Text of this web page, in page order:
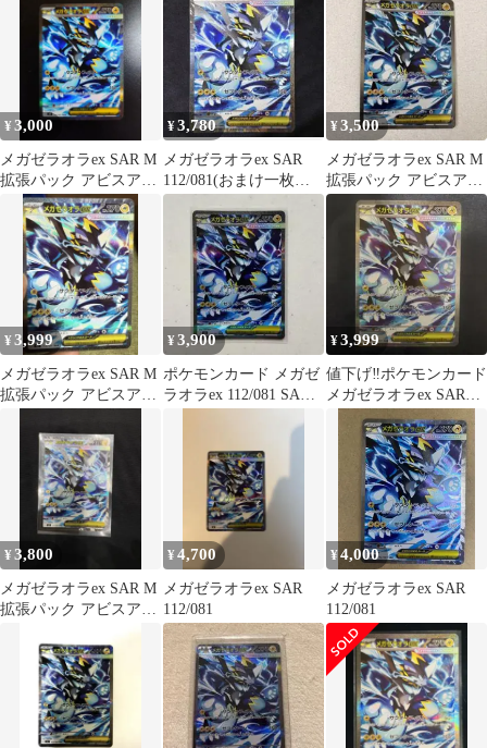
¥3,000
メガゼラオラex SAR M
拡張パック アビスアイ
112/081
¥3,780
メガゼラオラex SAR
112/081(おまけ一枚付
き
¥3,500
メガゼラオラex SAR M
拡張パック アビスアイ
キラ 112/081
¥3,999
メガゼラオラex SAR M
拡張パック アビスアイ
¥3,900
ポケモンカード メガゼ
ラオラex 112/081 SAR
¥3,999
値下げ‼️ポケモンカード
メガゼラオラex SAR
112/081
¥3,800
メガゼラオラex SAR M
拡張パック アビスアイ
¥4,700
メガゼラオラex SAR
112/081
¥4,000
メガゼラオラex SAR
112/081